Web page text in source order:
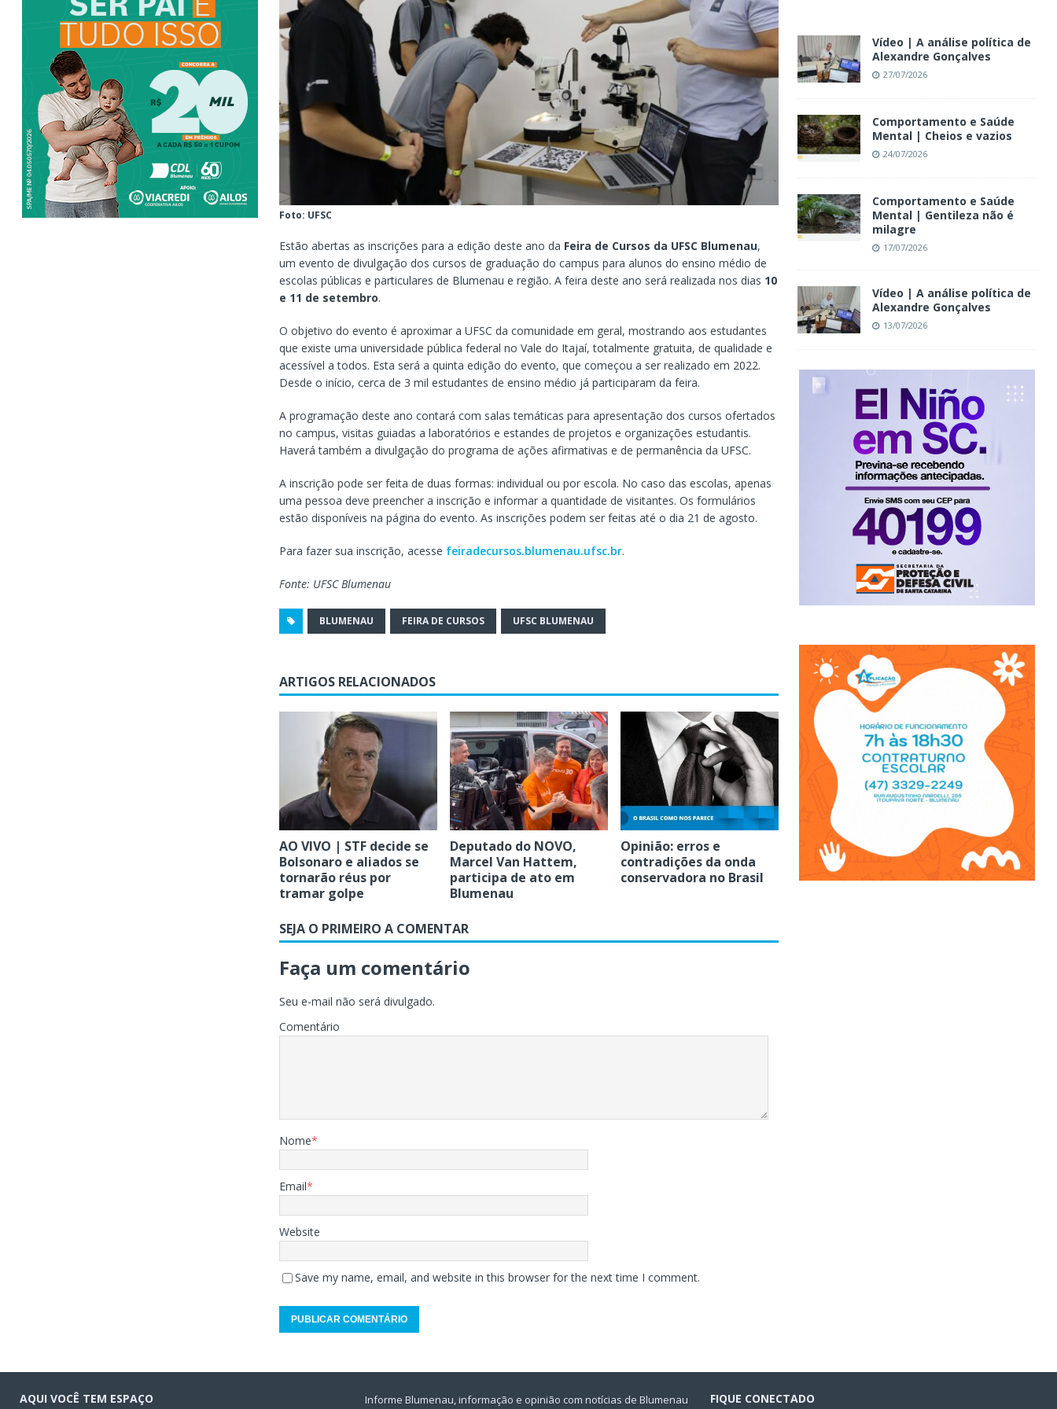
Foto: UFSC
Estão abertas as inscrições para a edição deste ano da Feira de Cursos da UFSC Blumenau,
um evento de divulgação dos cursos de graduação do campus para alunos do ensino médio de
escolas públicas e particulares de Blumenau e região. A feira deste ano será realizada nos dias 10
e 11 de setembro.
O objetivo do evento é aproximar a UFSC da comunidade em geral, mostrando aos estudantes
que existe uma universidade pública federal no Vale do Itajaí, totalmente gratuita, de qualidade e
acessível a todos. Esta será a quinta edição do evento, que começou a ser realizado em 2022.
Desde o início, cerca de 3 mil estudantes de ensino médio já participaram da feira.
A programação deste ano contará com salas temáticas para apresentação dos cursos ofertados
no campus, visitas guiadas a laboratórios e estandes de projetos e organizações estudantis.
Haverá também a divulgação do programa de ações afirmativas e de permanência da UFSC.
A inscrição pode ser feita de duas formas: individual ou por escola. No caso das escolas, apenas
uma pessoa deve preencher a inscrição e informar a quantidade de visitantes. Os formulários
estão disponíveis na página do evento. As inscrições podem ser feitas até o dia 21 de agosto.
Para fazer sua inscrição, acesse feiradecursos.blumenau.ufsc.br.
Fonte: UFSC Blumenau
BLUMENAU FEIRA DE CURSOS UFSC BLUMENAU
ARTIGOS RELACIONADOS
AO VIVO | STF decide se
Bolsonaro e aliados se
tornarão réus por
tramar golpe
Deputado do NOVO,
Marcel Van Hattem,
participa de ato em
Blumenau
Opinião: erros e
contradições da onda
conservadora no Brasil
SEJA O PRIMEIRO A COMENTAR
Faça um comentário
Seu e-mail não será divulgado.
Comentário
Nome*
Email*
Website
Save my name, email, and website in this browser for the next time I comment.
Vídeo | A análise política de
Alexandre Gonçalves
27/07/2026
Comportamento e Saúde
Mental | Cheios e vazios
24/07/2026
Comportamento e Saúde
Mental | Gentileza não é
milagre
17/07/2026
Vídeo | A análise política de
Alexandre Gonçalves
13/07/2026
AQUI VOCÊ TEM ESPAÇO Informe Blumenau, informação e opinião com notícias de Blumenau FIQUE CONECTADO